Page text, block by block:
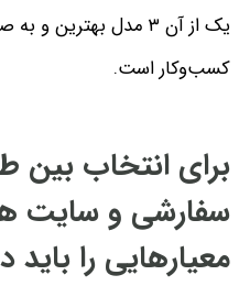
یک از آن ۳ مدل
کسب‌وکار است.
برای انتخاب بین
سفارشی و سایت‌
معیارهایی را